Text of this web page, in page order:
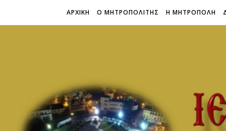
ΑΡΧΙΚΗ Ο ΜΗΤΡΟΠΟΛΙΤΗΣ Η ΜΗΤΡΟΠΟΛΗ